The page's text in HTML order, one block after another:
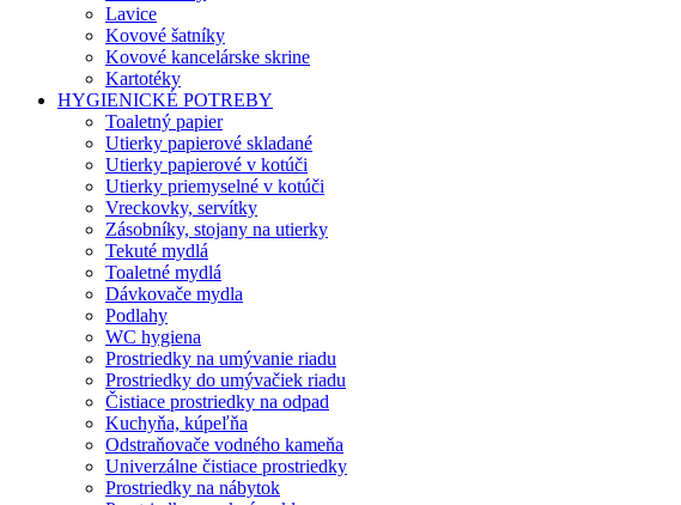
Lavice
Kovové šatníky
Kovové kancelárske skrine
Kartotéky
HYGIENICKÉ POTREBY
Toaletný papier
Utierky papierové skladané
Utierky papierové v kotúči
Utierky priemyselné v kotúči
Vreckovky, servítky
Zásobníky, stojany na utierky
Tekuté mydlá
Toaletné mydlá
Dávkovače mydla
Podlahy
WC hygiena
Prostriedky na umývanie riadu
Prostriedky do umývačiek riadu
Čistiace prostriedky na odpad
Kuchyňa, kúpeľňa
Odstraňovače vodného kameňa
Univerzálne čistiace prostriedky
Prostriedky na nábytok